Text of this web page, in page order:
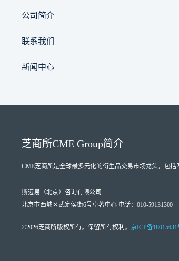
公司简介
联系我们
新闻中心
芝商所CME Group简介
CME芝商所是全球最多元化的衍生品交易市场龙头，包括
斯迈易（北京）咨询有限公司
北京市西城区武定侯街6号卓著中心 电话：010-59131300
©2026芝商所版权所有。保留所有权利。 京ICP备18015631